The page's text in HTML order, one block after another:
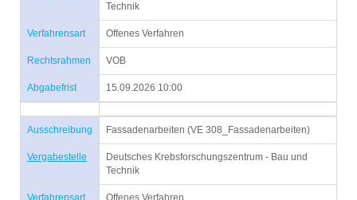
Technik
Verfahrensart Offenes Verfahren
Rechtsrahmen VOB
Abgabefrist 15.09.2026 10:00
Ausschreibung Fassadenarbeiten (VE 308_Fassadenarbeiten)
Vergabestelle
Deutsches Krebsforschungszentrum - Bau und
Technik
Verfahrensart Offenes Verfahren